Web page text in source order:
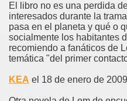
El libro no es una perdida
interesados durante la
pasa en el planeta y qué o
socialmente los habitantes
recomiendo a fanáticos de
temática "del primer
KEA el 18 de enero de